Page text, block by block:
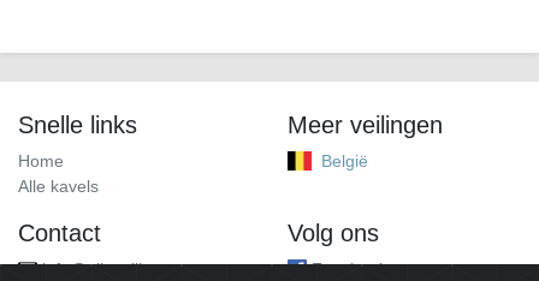
Snelle links
Home
Alle kavels
Meer veilingen
België
Contact
info@alleveilingen.net
Volg ons
Facebook